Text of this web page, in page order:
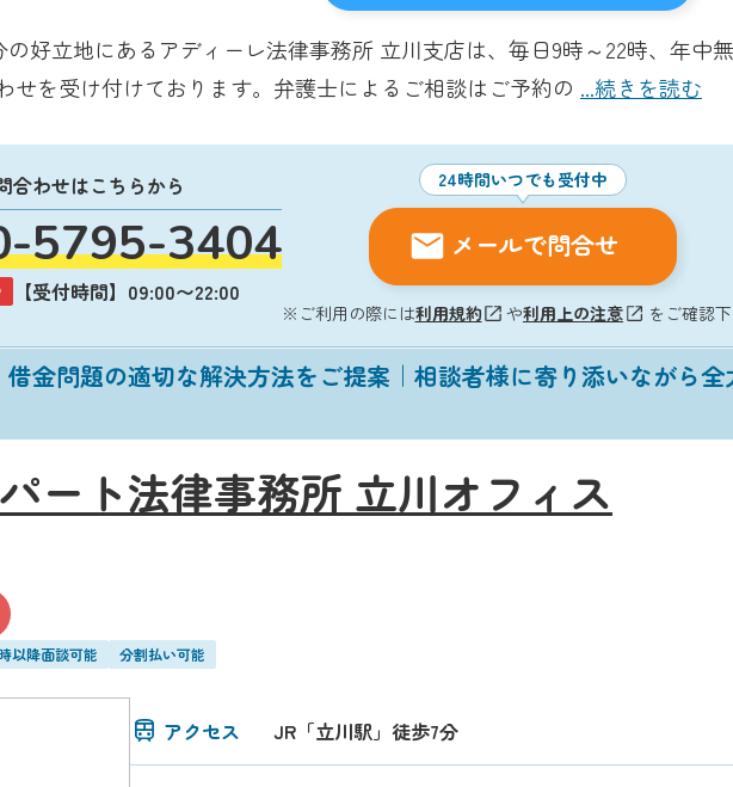
好立地にあるアディーレ法律事務所 立川支店は、毎日9時～22時、年中
せを受け付けております。弁護士によるご相談はご予約の ...続きを読む
合わせはこちらから
5795-3404
【受付時間】09:00〜22:00
24時間いつでも受付中
メールで問合せ
※ご利用の際には利用規約 や利用上の注意 をご確認
借金問題の適切な解決方法をご提案｜相談者様に寄り添いながら
ート法律事務所 立川オフィス
以降面談可能 分割払い可能
アクセス JR「立川駅」徒歩7分